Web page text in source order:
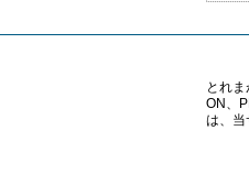
とれ
ON、
は、当